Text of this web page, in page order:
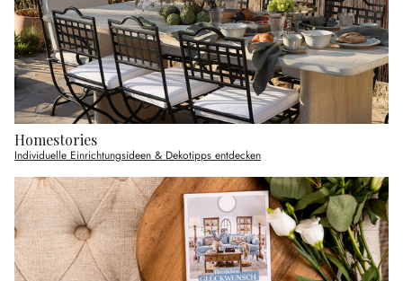
Homestories
Individuelle Einrichtungsideen & Dekotipps entdecken